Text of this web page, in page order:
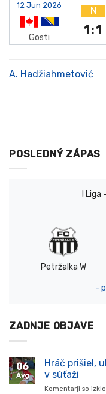
12 Jun 2026
Gosti
N
1:1
A. Hadžiahmetović
POSLEDNÝ ZÁPAS
I
Petržalka W
-
ZADNJE OBJAVE
06
Avg
Hráč prišiel,
v súťaži
Komentarji so